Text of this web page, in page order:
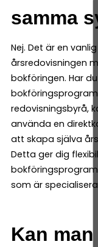
samma
Nej. Det är en
årsredovisningen
bokföringen. Har
redovisningsbyrå,
använda en
att skapa själva
Detta ger dig
som är
Kan